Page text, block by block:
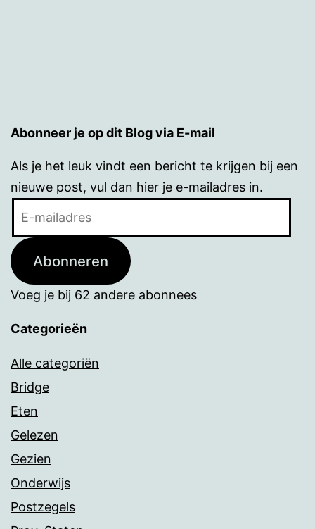
Abonneer je op dit Blog via E-mail
Als je het leuk vindt een bericht te krijgen bij een
nieuwe post, vul dan hier je e-mailadres in.
Abonneren
Voeg je bij 62 andere abonnees
Categorieën
Alle categoriën
Bridge
Eten
Gelezen
Gezien
Onderwijs
Postzegels